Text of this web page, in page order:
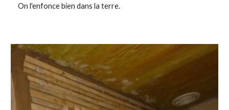
On l'enfonce bien dans la terre.